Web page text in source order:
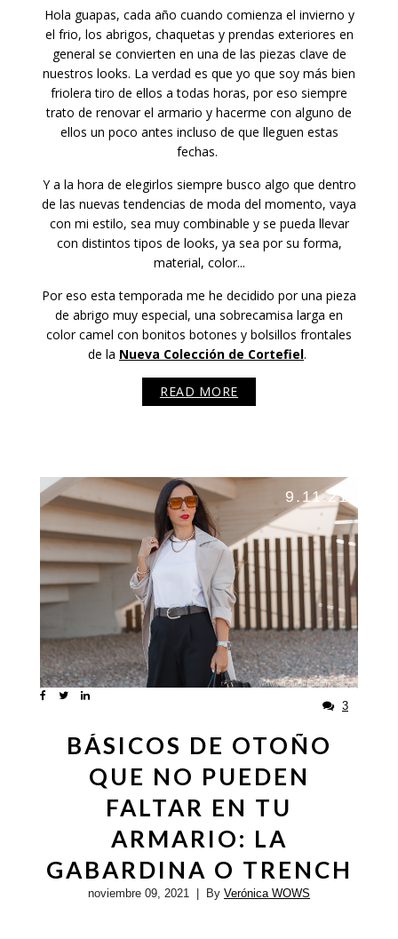
Hola guapas, cada año cuando comienza el invierno y
el frio, los abrigos, chaquetas y prendas exteriores en
general se convierten en una de las piezas clave de
nuestros looks. La verdad es que yo que soy más bien
friolera tiro de ellos a todas horas, por eso siempre
trato de renovar el armario y hacerme con alguno de
ellos un poco antes incluso de que lleguen estas
fechas.
Y a la hora de elegirlos siempre busco algo que dentro
de las nuevas tendencias de moda del momento, vaya
con mi estilo, sea muy combinable y se pueda llevar
con distintos tipos de looks, ya sea por su forma,
material, color...
Por eso esta temporada me he decidido por una pieza
de abrigo muy especial, una sobrecamisa larga en
color camel con bonitos botones y bolsillos frontales
de la Nueva Colección de Cortefiel.
READ MORE
9.11.21
3
BÁSICOS DE OTOÑO
QUE NO PUEDEN
FALTAR EN TU
ARMARIO: LA
GABARDINA O TRENCH
noviembre 09, 2021 | By Verónica WOWS